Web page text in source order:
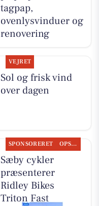
tagpap,
ovenlysvinduer og
renovering
VEJRET
Sol og frisk vind
over dagen
SPONSORERET OPSLAGSTAVLEN
Sæby cykler
præsenterer
Ridley Bikes
Triton Fast